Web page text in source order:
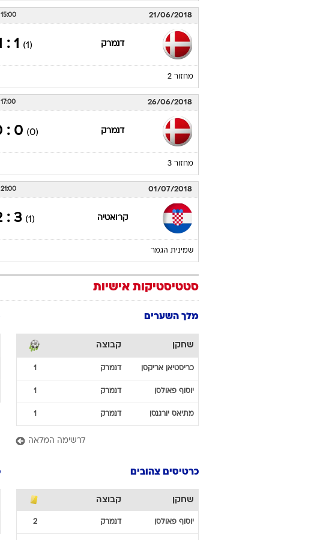
21/06/2018
15:00
דנמרק (1)
1 : 1
מחזור 2
26/06/2018
17:00
דנמרק (0)
0 : 0
מחזור 3
01/07/2018
21:00
קרואטיה (1)
3 : 2
שמינית הגמר
סטטיסטיקות אישיות
מלך השערים
שחקן קבוצה
כריסטיאן אריקסן דנמרק 1
יוסוף פאולסן דנמרק 1
מתיאס יורגנסן דנמרק 1
לרשימה המלאה
כרטיסים צהובים
שחקן קבוצה
יוסוף פאולסן דנמרק 2